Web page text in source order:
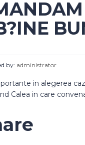
by: administrator
in alegerea
Calea in care